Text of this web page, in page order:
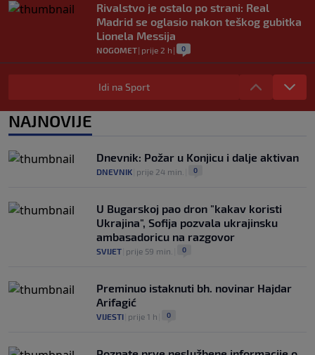
Rivalstvo je ostalo po strani: Real
Madrid se oglasio nakon teškog gubitka
Lionela Messija
NOGOMET| prije 2 h | 0
WNBA igračice odgovorile Kanteru
nakon provokacije: "Nećemo biti politički
0
FIFA-e je vaš novac", danas se suočava s
najvećom krizom
| prije 3 h
Idi na Sport
NAJNOVIJE
Dnevnik: Požar u Konjicu i dalje aktivan
DNEVNIK prije 24 min. 0
U Bugarskoj pao dron "kakav koristi
Ukrajina", Sofija pozvala ukrajinsku
ambasadoricu na razgovor
SVIJET prije 59 min. 0
Preminuo istaknuti bh. novinar Hajdar
Arifagić
VIJESTI prije 1 h 0